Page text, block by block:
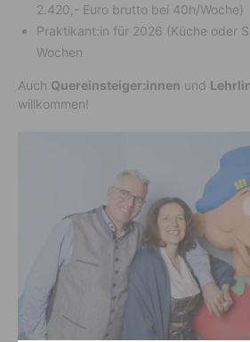
2.420,- Euro brutto bei 40h/Woche)
Praktikant:in für 2026 (Küche oder
Wochen
Auch Quereinsteiger:innen und
willkommen!